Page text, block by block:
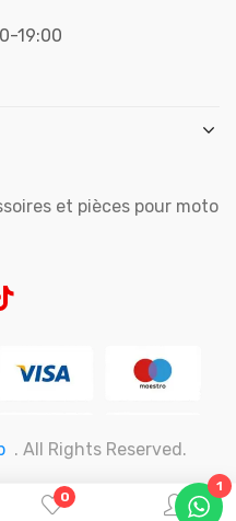
0
19:00
et pièces pour moto
. All Rights Reserved.
1